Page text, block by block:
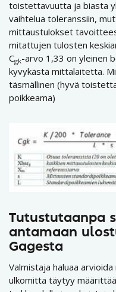
toistettavuutta ja biasta
vaihtelua toleranssiin,
mittaustulokset
mitattujen tulosten
Cgk-arvo 1,33 on yleinen
kyvykästä mittalaitetta.
täsmällinen (hyvä
poikkeama)
Tutustutaanpa
antamaan
Gagesta
Valmistaja haluaa
ulkomitta täytyy